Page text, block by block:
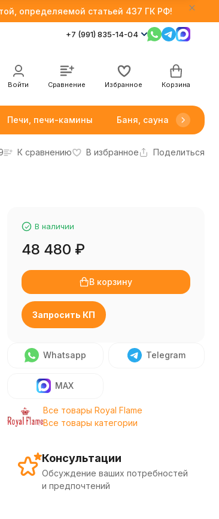
определяемой статьей 437 ГК РФ!
+7 (991) 835-14-04
Войти Сравнение Избранное Корзина
Печи, печи-камины Баня, сауна
К сравнению В избранное Поделиться
В наличии
48 480 ₽
В корзину
Запросить КП
Whatsapp Telegram
MAX
Все товары Royal Flame
Все товары категории
Консультации
Обсуждение ваших потребностей
и предпочтений